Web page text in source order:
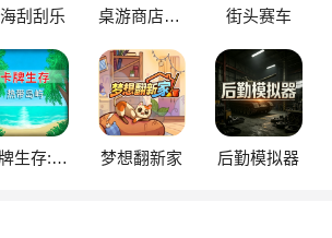
刮刮乐 桌游商店模拟器 街头赛车
卡牌生存:热带岛屿 梦想翻新家 后勤模拟器